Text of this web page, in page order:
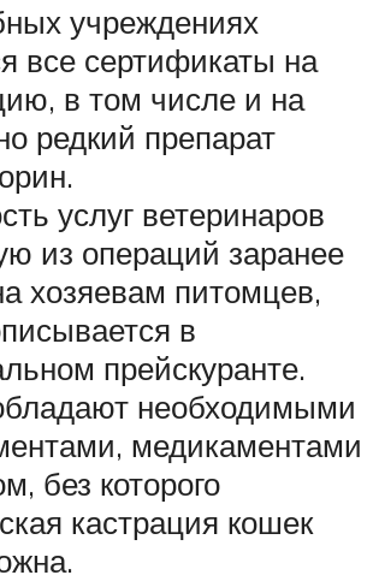
учреждениях
все сертификаты на
в том числе и на
редкий препарат
услуг ветеринаров
из операций заранее
хозяевам питомцев,
в
прейскуранте.
необходимыми
медикаментами
без которого
кастрация кошек